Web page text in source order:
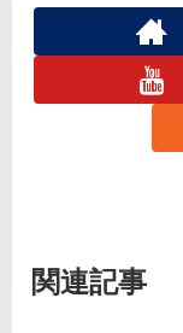
関連記事